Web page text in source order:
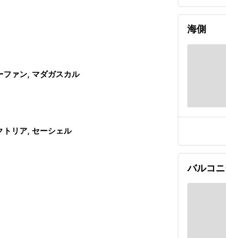
ファン, マダガスカル
トリア, セーシェル
海側
バルコ